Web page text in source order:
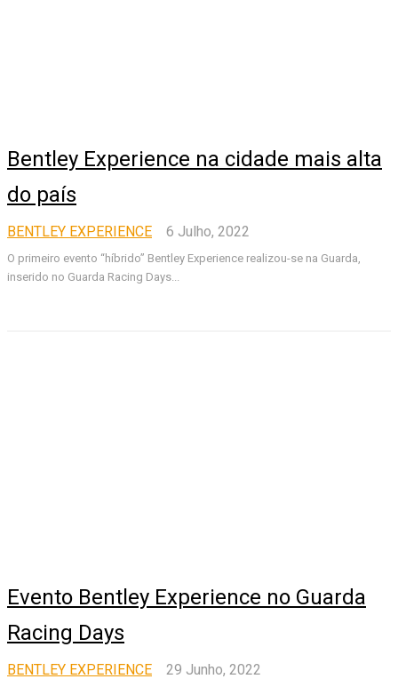
Bentley Experience na cidade mais alta
do país
BENTLEY EXPERIENCE 6 Julho, 2022
O primeiro evento “híbrido” Bentley Experience realizou-se na Guarda,
inserido no Guarda Racing Days...
Evento Bentley Experience no Guarda
Racing Days
BENTLEY EXPERIENCE 29 Junho, 2022